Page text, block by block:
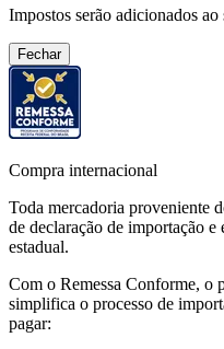
Impostos serão adicionados
Fechar
Compra internacional
Toda mercadoria proveniente
de declaração de importação e
estadual.
Com o Remessa Conforme, o
simplifica o processo de
pagar: